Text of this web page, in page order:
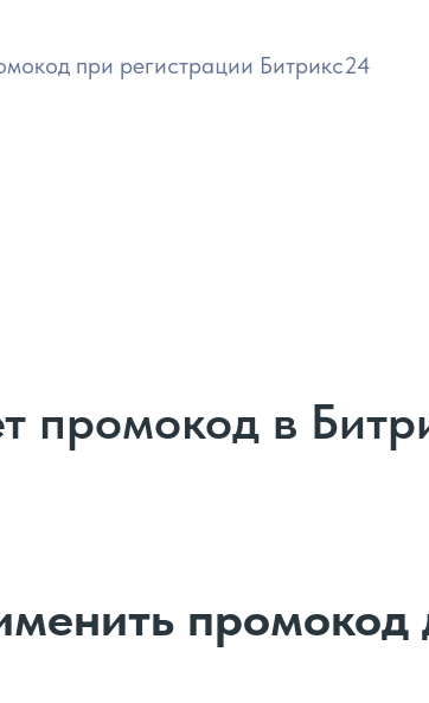
при регистрации Битрикс24
промокод в
промокод